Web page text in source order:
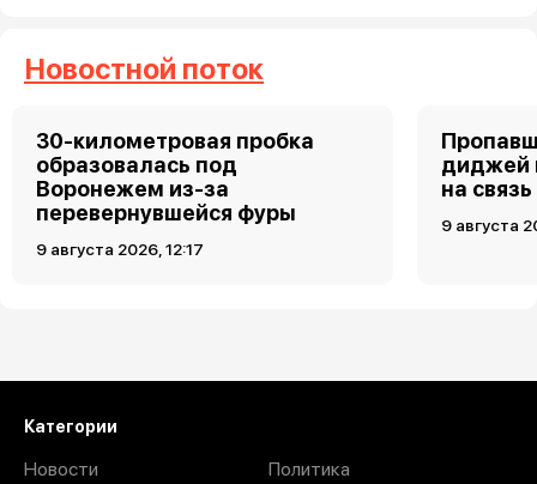
Новостной поток
30-километровая пробка
образовалась под
Воронежем из-за
перевернувшейся фуры
9 августа 2026, 12:17
диджей
на связь
9 августа
Категории
Новости
Политика